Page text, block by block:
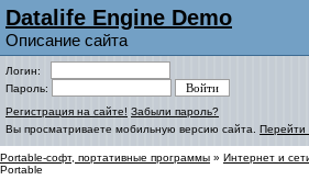
Datalife Engine Demo
Описание сайта
Логин:
Пароль:
Регистрация на сайте! Забыли пароль?
Вы просматриваете мобильную версию сайта. Перейти
Portable-софт, портативные программы » Интернет и
Portable